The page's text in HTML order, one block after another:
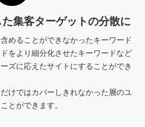
集客ターゲットの分散に
めることができなかったキーワード
をより細分化させたキーワードなど
ズに応えたサイトにすることができ
けではカバーしきれなかった層のユ
とができます。